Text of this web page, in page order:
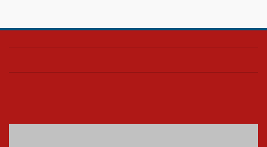
Confira como foi o culto mensal